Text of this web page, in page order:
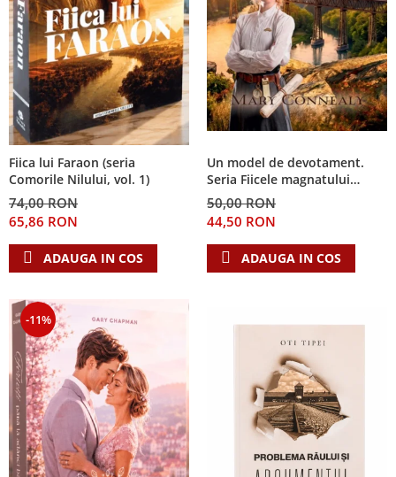
Fiica lui Faraon (seria
Comorile Nilului, vol. 1)
74,00 RON
65,86 RON
ADAUGA IN COS
Un model de devotament.
Seria Fiicele magnatului
forestier 3
50,00 RON
44,50 RON
ADAUGA IN COS
-11%